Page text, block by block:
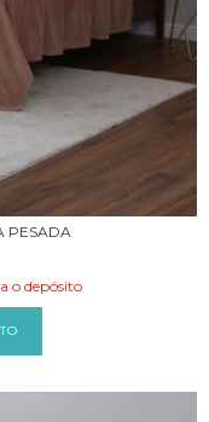
PESADA
o depósito